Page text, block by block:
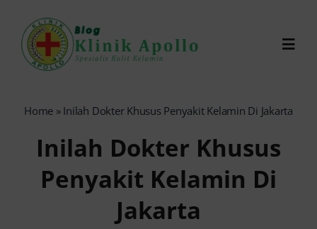
content
0821-1099-9870
Reservasi Online
Home » Inilah Dokter Khusus Penyakit Kelamin Di Jakarta
Inilah Dokter Khusus
Penyakit Kelamin Di
Jakarta